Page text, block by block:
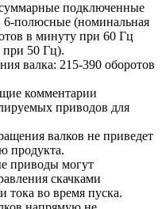
подключенные
6-полюсные (номинальная
в минуту при 60 Гц
при 50 Гц).
валка: 215-390 оборотов
комментарии
приводов для
валков не приведет
продукта.
приводы могут
скачками
тока во время пуска.